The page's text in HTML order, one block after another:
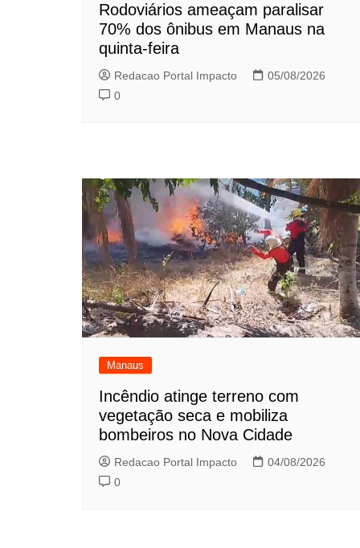
Rodoviários ameaçam paralisar
70% dos ônibus em Manaus na
quinta-feira
Redacao Portal Impacto
05/08/2026
0
Manaus
Incêndio atinge terreno com
vegetação seca e mobiliza
bombeiros no Nova Cidade
Redacao Portal Impacto
04/08/2026
0